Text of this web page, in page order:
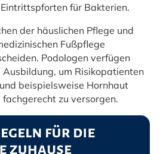
für Bakterien.
der häuslichen Pflege und
Fußpflege
Podologen verfügen
um Risikopatienten
beispielsweise Hornhaut
zu versorgen.